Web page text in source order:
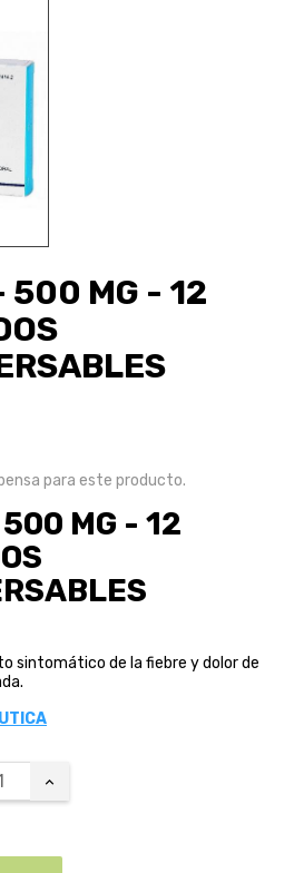
500 MG - 12
para este producto.
MG - 12
sintomático de la fiebre y dolor de